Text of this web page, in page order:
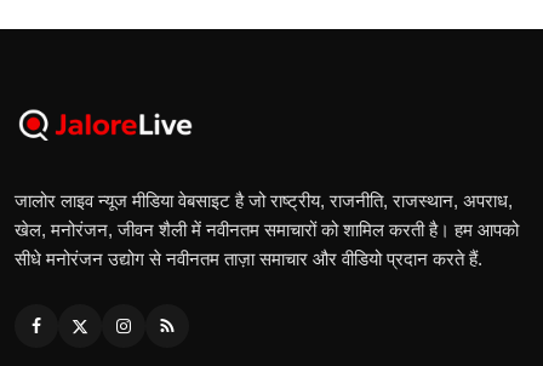
जालोर लाइव न्यूज मीडिया वेबसाइट है जो राष्ट्रीय, राजनीति, राजस्थान, अपराध,
खेल, मनोरंजन, जीवन शैली में नवीनतम समाचारों को शामिल करती है। हम आपको
सीधे मनोरंजन उद्योग से नवीनतम ताज़ा समाचार और वीडियो प्रदान करते हैं.